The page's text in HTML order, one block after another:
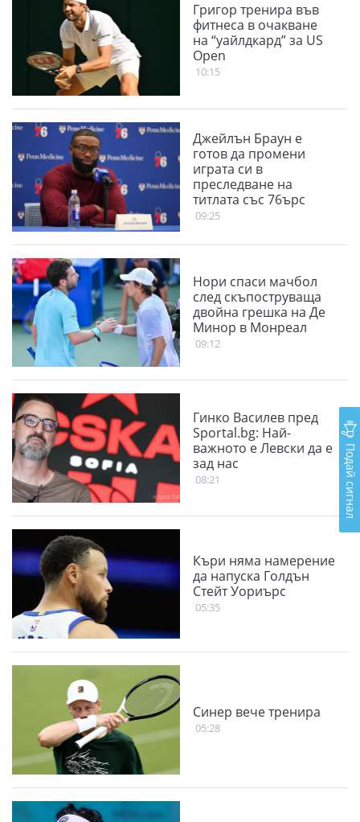
Григор тренира във
фитнеса в очакване
на “уайлдкард” за US
Open
10:15
Джейлън Браун е
готов да промени
играта си в
преследване на
титлата със 76ърс
09:25
Нори спаси мачбол
след скъпоструваща
двойна грешка на Де
Минор в Монреал
09:12
Гинко Василев пред
Sportal.bg: Най-
важното е Левски да е
зад нас
08:21
Къри няма намерение
да напуска Голдън
Стейт Уориърс
05:35
Синер вече тренира
05:28
Подай сигнал